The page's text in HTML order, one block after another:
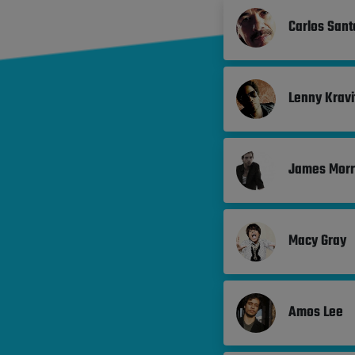
Carlos
Lenny
James
Macy Gray
Amos Lee